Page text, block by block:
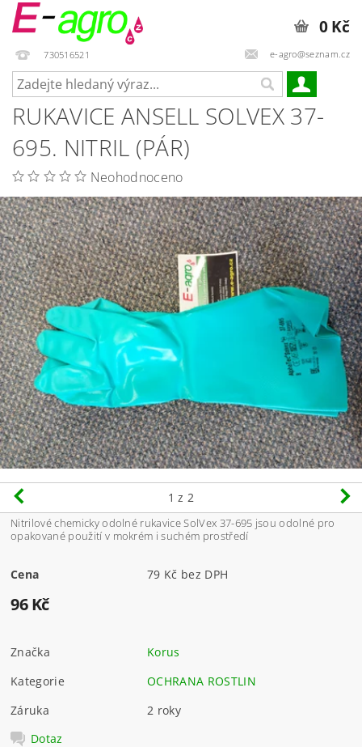
730516521 e-agro@seznam.cz
0 Kč
RUKAVICE ANSELL SOLVEX 37-
695. NITRIL (PÁR)
Neohodnoceno
1 z 2
Nitrilové chemicky odolné rukavice SolVex 37-695 jsou odolné pro
opakované použití v mokrém i suchém prostředí
Cena 79 Kč bez DPH
96 Kč
Značka
Korus
Kategorie
OCHRANA ROSTLIN
Záruka
2 roky
Dotaz